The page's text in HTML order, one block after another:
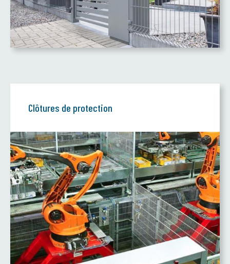
Clôtures de protection